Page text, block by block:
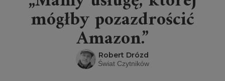
mógłby pozazdrościć
Amazon.”
Robert Drózd
Świat Czytników